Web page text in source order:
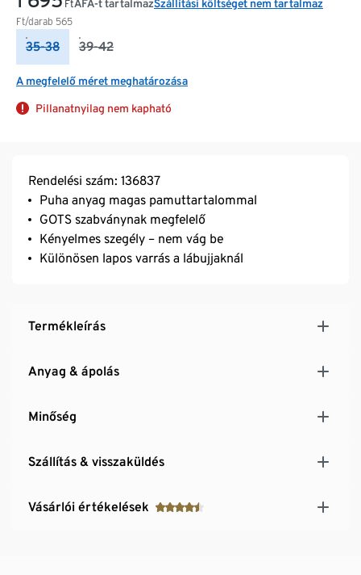
Ft
Ft/darab 565
ÁFA-t tartalmazSzállítási költséget nem tartalmaz
35-38 39-42
A megfelelő méret meghatározása
Pillanatnyilag nem kapható
Rendelési szám: 136837
Puha anyag magas pamuttartalommal
GOTS szabványnak megfelelő
Kényelmes szegély – nem vág be
Különösen lapos varrás a lábujjaknál
Termékleírás
Anyag & ápolás
Minőség
Szállítás & visszaküldés
Vásárlói értékelések